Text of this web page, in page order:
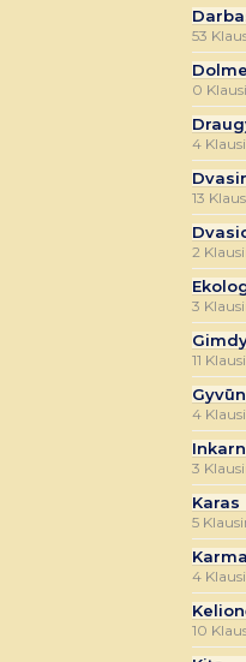
53
0
4
13
2
3
11
4
3
Karas
5
Karma
4
10